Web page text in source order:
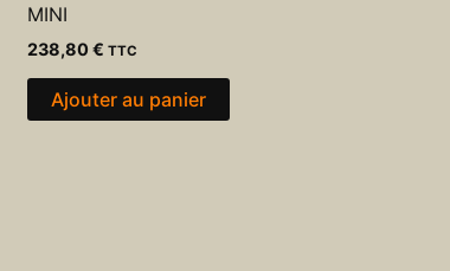
MINI
238,80€ TTC
Ajouter au panier